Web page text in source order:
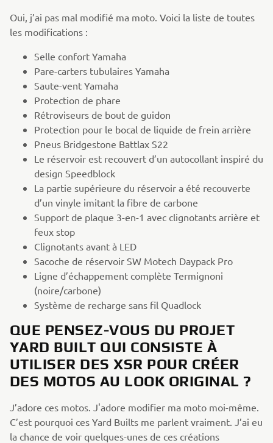
Oui, j’ai pas mal modifié ma moto. Voici la liste de toutes
les modifications :
Selle confort Yamaha
Pare-carters tubulaires Yamaha
Saute-vent Yamaha
Protection de phare
Rétroviseurs de bout de guidon
Protection pour le bocal de liquide de frein arrière
Pneus Bridgestone Battlax S22
Le réservoir est recouvert d’un autocollant inspiré du
design Speedblock
La partie supérieure du réservoir a été recouverte
d’un vinyle imitant la fibre de carbone
Support de plaque 3-en-1 avec clignotants arrière et
feux stop
Clignotants avant à LED
Sacoche de réservoir SW Motech Daypack Pro
Ligne d’échappement complète Termignoni
(noire/carbone)
Système de recharge sans fil Quadlock
QUE PENSEZ-VOUS DU PROJET
YARD BUILT QUI CONSISTE À
UTILISER DES XSR POUR CRÉER
DES MOTOS AU LOOK ORIGINAL ?
J’adore ces motos. J'adore modifier ma moto moi-même.
C’est pourquoi ces Yard Builts me parlent vraiment. J’ai eu
la chance de voir quelques-unes de ces créations